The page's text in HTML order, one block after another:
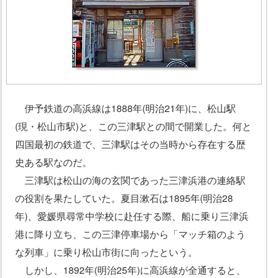
伊予鉄道の高浜線は1888年(明治21年)に、松山駅
(現・松山市駅)と、この三津駅との間で開業した。何と
四国最初の鉄道で、三津駅はその当時から存在する歴
史ある駅なのだ。
三津駅は松山の海の玄関であった三津浜港の連絡駅
の役割を果たしていた。夏目漱石は1895年(明治28
年)、愛媛県尋常中学校に赴任する際、船に乗り三津浜
港に降り立ち、この三津停車場から「マッチ箱のよう
な列車」に乗り松山市街に向ったという。
しかし、1892年(明治25年)に高浜線が全通すると、